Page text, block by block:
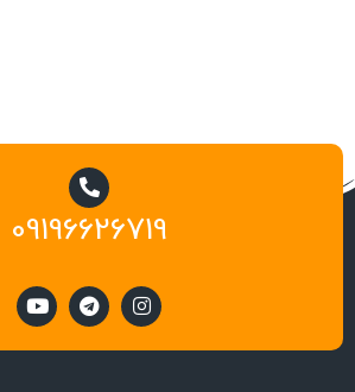
09196626719